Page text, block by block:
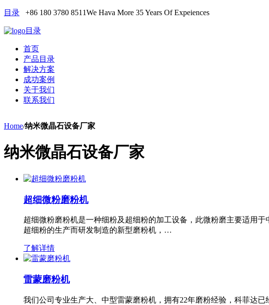
目录 +86 180 3780 8511We Hava More 35 Years Of Expeiences
目录
首页
产品目录
解决方案
成功案例
关于我们
联系我们
Home/纳米微晶石设备厂家
纳米微晶石设备厂家
超细微粉磨粉机
超细微粉磨粉机是一种细粉及超细粉的加工设备，此微粉磨主要适用
超细粉的生产而研发制造的新型磨粉机，…
了解详情
雷蒙磨粉机
我们公司专业生产大、中型雷蒙磨粉机，拥有22年磨粉经验，科菲达